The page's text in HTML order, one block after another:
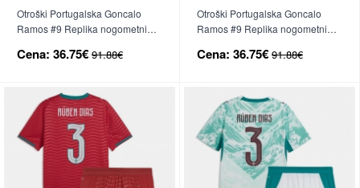
Otroški Portugalska Goncalo
Ramos #9 Replika nogometni
Kratek Rokav (+ hlače)
Cena: 36.75€ 91.88€
Otroški Portugalska Goncalo
Ramos #9 Replika nogometni
Kratek Rokav (+ hlače)
Cena: 36.75€ 91.88€